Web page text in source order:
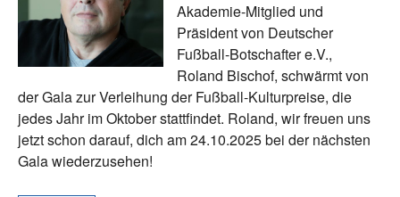
Akademie-Mitglied und
Präsident von Deutscher
Fußball-Botschafter e.V.,
Roland Bischof, schwärmt von
der Gala zur Verleihung der Fußball-Kulturpreise, die
jedes Jahr im Oktober stattfindet. Roland, wir freuen uns
jetzt schon darauf, dich am 24.10.2025 bei der nächsten
Gala wiederzusehen!